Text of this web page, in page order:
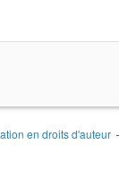
en droits d'auteur